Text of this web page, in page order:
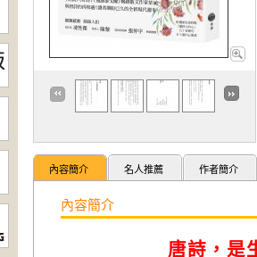
內容簡介 名人推薦 作者簡介
內容簡介
唐詩，是